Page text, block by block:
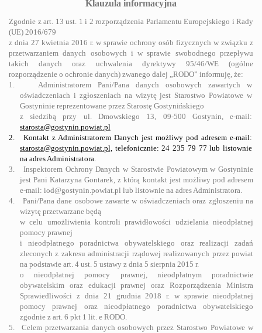
Klauzula informacyjna
Zgodnie z art. 13 ust. 1 i 2 rozporządzenia Parlamentu Europejskiego i Rady
(UE) 2016/679
z dnia 27 kwietnia 2016 r. w sprawie ochrony osób fizycznych w związku z
przetwarzaniem danych osobowych i w sprawie swobodnego przepływu
takich danych oraz uchwalenia dyrektywy 95/46/WE (ogólne
rozporządzenie o ochronie danych) zwanego dalej „RODO” informuję, że:
1.
Administratorem Pani/Pana danych osobowych zawartych w
oświadczeniach i zgłoszeniach na wizytę jest Starostwo Powiatowe w
Gostyninie reprezentowane przez Starostę Gostynińskiego
z siedzibą przy ul. Dmowskiego 13, 09-500 Gostynin, e-mail:
starosta@gostynin.powiat.pl
2. Kontakt z Administratorem Danych jest możliwy pod adresem e-mail:
starosta@gostynin.powiat.pl,telefonicznie: 24 235 79 77 lub listownie
na adres Administratora.
3.
Inspektorem Ochrony Danych w Starostwie Powiatowym w Gostyninie
jest Pani Katarzyna Gontarek, z którą kontakt jest możliwy pod adresem
e-mail: iod@gostynin.powiat.pl lub listownie na adres Administratora.
4.
Pani/Pana dane osobowe zawarte w oświadczeniach oraz zgłoszeniu na
wizytę przetwarzane będą
w celu umożliwienia kontroli prawidłowości udzielania nieodpłatnej
pomocy prawnej
i nieodpłatnego poradnictwa obywatelskiego oraz realizacji zadań
zleconych z zakresu administracji rządowej realizowanych przez powiat
na podstawie art. 4 ust. 5 ustawy z dnia 5 sierpnia 2015 r.
o nieodpłatnej pomocy prawnej, nieodpłatnym poradnictwie
obywatelskim oraz edukacji prawnej oraz Rozporządzenia Ministra
Sprawiedliwości z dnia 21 grudnia 2018 r.w sprawie nieodpłatnej
pomocy prawnej oraz nieodpłatnego poradnictwa obywatelskiego
zgodnie z art. 6 pkt 1 lit. e RODO.
5.
Celem przetwarzania danych osobowych przez Starostwo Powiatowe w